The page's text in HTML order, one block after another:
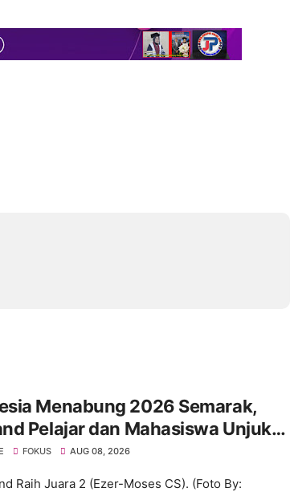
Menabung 2026 Semarak,
Pelajar dan Mahasiswa Unjuk
Taman Banjuran Budayo,
Band Raih Juara 2
FOKUS AUG 08, 2026
Raih Juara 2 (Ezer-Moses CS). (Foto By: